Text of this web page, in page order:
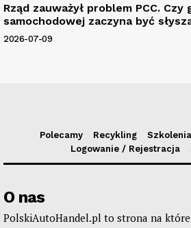
Rząd zauważył problem PCC. Czy
samochodowej zaczyna być
2026-07-09
Polecamy Recykling Szkolenia
Logowanie / Rejestracja
O nas
PolskiAutoHandel.pl to strona na